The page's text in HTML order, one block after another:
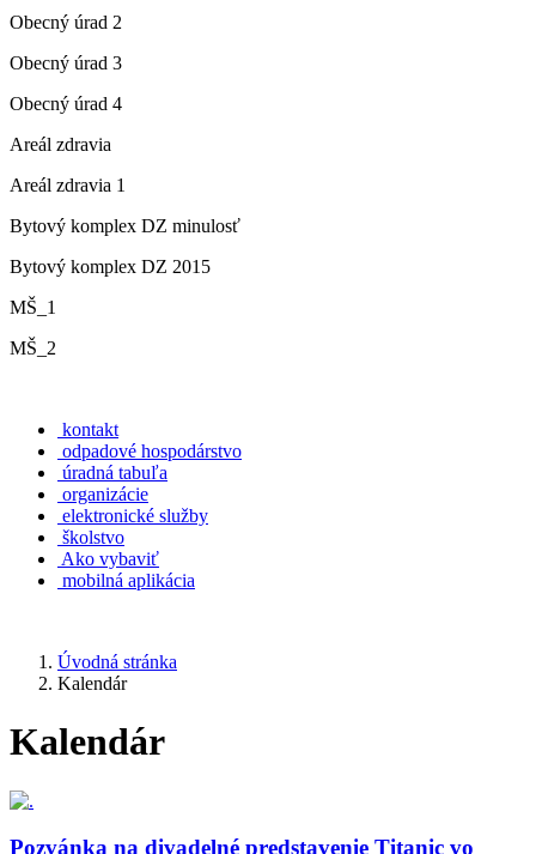
Obecný úrad 2
Obecný úrad 3
Obecný úrad 4
Areál zdravia
Areál zdravia 1
Bytový komplex DZ minulosť
Bytový komplex DZ 2015
MŠ_1
MŠ_2
kontakt
odpadové hospodárstvo
úradná tabuľa
organizácie
elektronické služby
školstvo
Ako vybaviť
mobilná aplikácia
Úvodná stránka
Kalendár
Kalendár
Pozvánka na divadelné predstavenie Titanic vo